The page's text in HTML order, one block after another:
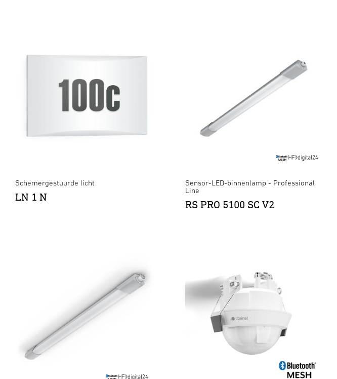
Schemergestuurde licht
LN 1 N
Sensor-LED-binnenlamp - Professional
Line
RS PRO 5100 SC V2